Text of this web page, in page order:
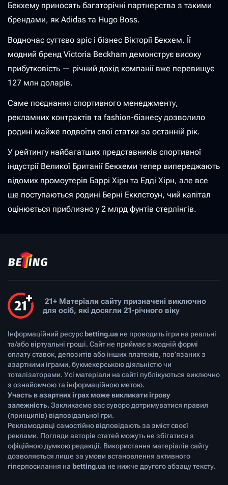
Бекхему приносять багаторічні партнерства з такими
брендами, як Adidas та Hugo Boss.
Водночас суттєво зріс і бізнес Вікторії Бекхем. Її
модний бренд Victoria Beckham демонструє високу
прибутковість — річний дохід компанії вже перевищує
127 млн доларів.
Саме поєднання спортивного менеджменту,
рекламних контрактів та fashion-бізнесу дозволило
родині майже подвоїти свої статки за останній рік.
У рейтингу найбагатших представників спортивної
індустрії Великої Британії Бекхеми тепер випереджають
відомих промоутерів Баррі Хірн та Едді Хірн, але все
ще поступаються родині Берні Екклстоун, чий капітал
оцінюється приблизно у 2 млрд фунтів стерлінгів.
21+ Матеріали сайту призначені виключно
для осіб, які досягли 21-річного віку
Інформаційний ресурс betting.ua не проводить ігри на реальні
та/або віртуальні гроші. Сайт не приймає в жодній формі
оплату ставок, депозитів або інших платежів, пов’язаних з
азартними іграми, букмекерською діяльністю чи
тоталізаторами. Усі матеріали на сайті публікуються виключно
з ознайомчою та інформаційною метою.
Участь в азартних іграх може викликати ігрову
залежність.Закликаємо вас суворо дотримуватися правил
(принципів) відповідальної гри.
Рекламодавці самостійно відповідають за зміст своєї
реклами. Погляди авторів статей можуть не збігатися з
офіційною думкою редакції. Використання матеріалів сайту
дозволяється лише за умови встановлення активного
гіперпосилання на betting.ua не нижче другого абзацу тексту.